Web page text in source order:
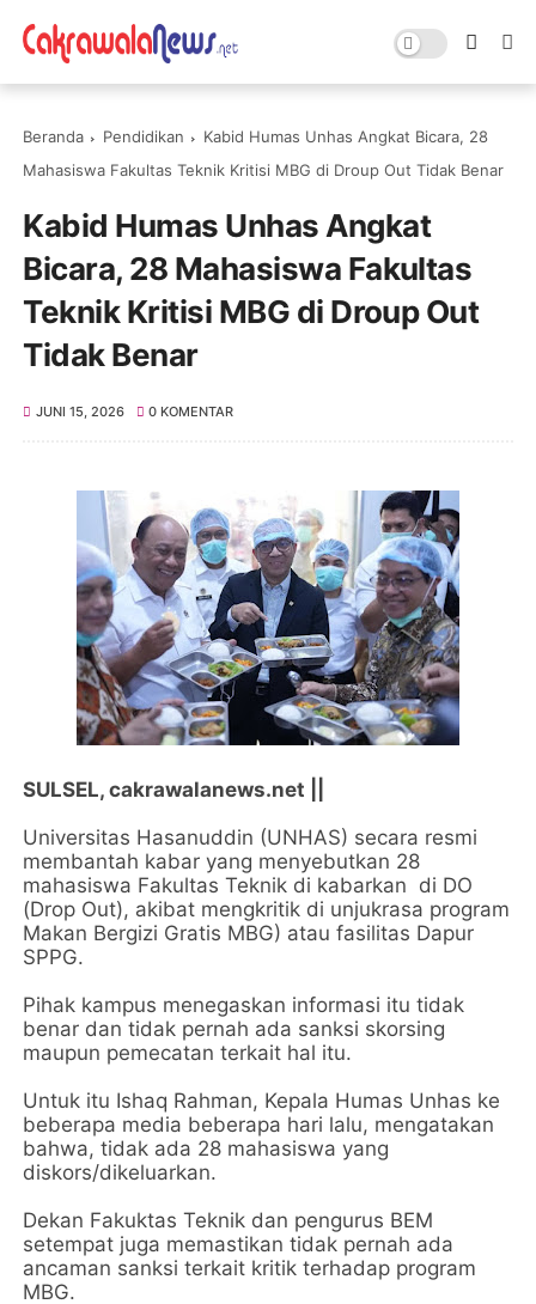
Beranda Pendidikan
Kabid Humas Unhas Angkat Bicara, 28
Mahasiswa Fakultas Teknik Kritisi MBG di Droup Out Tidak Benar
Kabid Humas Unhas Angkat
Bicara, 28 Mahasiswa Fakultas
Teknik Kritisi MBG di Droup Out
Tidak Benar
JUNI 15, 2026 0 KOMENTAR
SULSEL, cakrawalanews.net ||
Universitas Hasanuddin (UNHAS) secara resmi
membantah kabar yang menyebutkan 28
mahasiswa Fakultas Teknik di kabarkan di DO
(Drop Out), akibat mengkritik di unjukrasa program
Makan Bergizi Gratis MBG) atau fasilitas Dapur
SPPG.
Pihak kampus menegaskan informasi itu tidak
benar dan tidak pernah ada sanksi skorsing
maupun pemecatan terkait hal itu.
Untuk itu Ishaq Rahman, Kepala Humas Unhas ke
beberapa media beberapa hari lalu, mengatakan
bahwa, tidak ada 28 mahasiswa yang
diskors/dikeluarkan.
Dekan Fakuktas Teknik dan pengurus BEM
setempat juga memastikan tidak pernah ada
ancaman sanksi terkait kritik terhadap program
MBG.